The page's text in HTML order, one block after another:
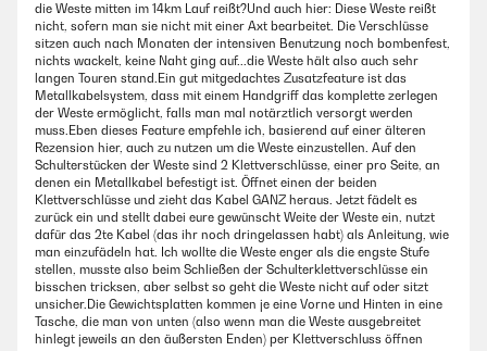
die Weste mitten im 14km Lauf reißt?Und auch hier: Diese Weste reißt
nicht, sofern man sie nicht mit einer Axt bearbeitet. Die Verschlüsse
sitzen auch nach Monaten der intensiven Benutzung noch bombenfest,
nichts wackelt, keine Naht ging auf...die Weste hält also auch sehr
langen Touren stand.Ein gut mitgedachtes Zusatzfeature ist das
Metallkabelsystem, dass mit einem Handgriff das komplette zerlegen
der Weste ermöglicht, falls man mal notärztlich versorgt werden
muss.Eben dieses Feature empfehle ich, basierend auf einer älteren
Rezension hier, auch zu nutzen um die Weste einzustellen. Auf den
Schulterstücken der Weste sind 2 Klettverschlüsse, einer pro Seite, an
denen ein Metallkabel befestigt ist. Öffnet einen der beiden
Klettverschlüsse und zieht das Kabel GANZ heraus. Jetzt fädelt es
zurück ein und stellt dabei eure gewünscht Weite der Weste ein, nutzt
dafür das 2te Kabel (das ihr noch dringelassen habt) als Anleitung, wie
man einzufädeln hat. Ich wollte die Weste enger als die engste Stufe
stellen, musste also beim Schließen der Schulterklettverschlüsse ein
bisschen tricksen, aber selbst so geht die Weste nicht auf oder sitzt
unsicher.Die Gewichtsplatten kommen je eine Vorne und Hinten in eine
Tasche, die man von unten (also wenn man die Weste ausgebreitet
hinlegt jeweils an den äußersten Enden) per Klettverschluss öffnen